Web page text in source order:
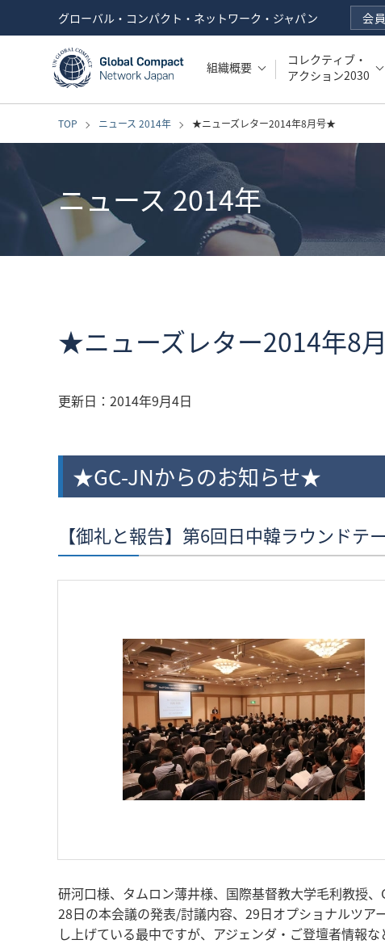
組織概要
コレクティブ・
アクション2030
グローバル・コンパクト・ネットワーク・ジャパン 会
TOP ニュース 2014年 ★ニューズレター2014年8月号★
ニュース 2014年
★ニューズレター2014年8
更新日： 2014年9月4日
★GC-JNからのお知らせ★
【御礼と報告】第6回日中韓ラウンドテ
研河口様、タムロン薄井様、国際基督教大学毛利教授
28日の本会議の発表/討議内容、29日オプショナルツ
し上げている最中ですが、アジェンダ・ご登壇者情報